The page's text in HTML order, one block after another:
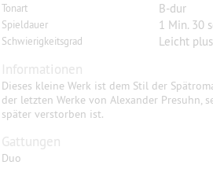
Tonart B-dur
Spieldauer 1 Min. 30
Schwierigkeitsgrad Leicht plus
Informationen
Dieses kleine Werk ist dem Stil der
der letzten Werke von Alexander Presuhn,
später verstorben ist.
Gattungen
Duo